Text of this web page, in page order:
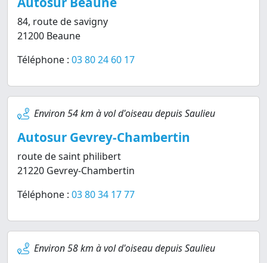
84, route de savigny
21200 Beaune
Téléphone : 03 80 24 60 17
Environ 54 km à vol d'oiseau depuis Saulieu
Autosur Gevrey-Chambertin
route de saint philibert
21220 Gevrey-Chambertin
Téléphone : 03 80 34 17 77
Environ 58 km à vol d'oiseau depuis Saulieu